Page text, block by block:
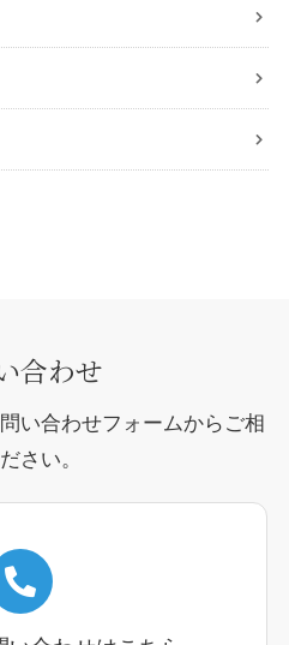
合わせ
い合わせフォームからご相
さい。